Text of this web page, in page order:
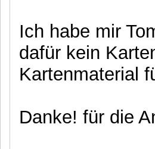
Ich habe mir
dafür kein
Kartenmaterial
Danke! für die